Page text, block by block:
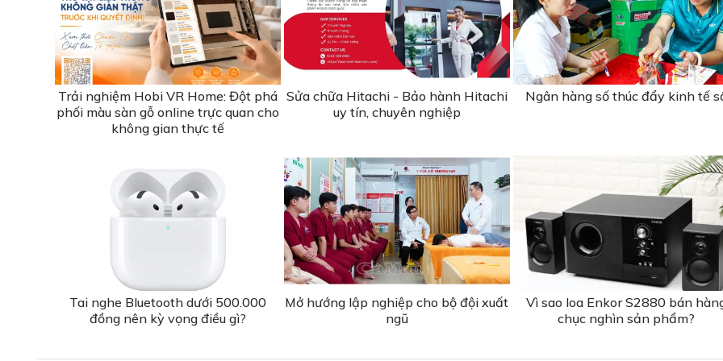
Trải nghiệm Hobi VR Home: Đột phá
phối màu sàn gỗ online trực quan cho
không gian thực tế
Sửa chữa Hitachi - Bảo hành Hitachi
uy tín, chuyên nghiệp
Ngân hàng số thúc đẩy kinh tế
Tai nghe Bluetooth dưới 500.000
đồng nên kỳ vọng điều gì?
Mở hướng lập nghiệp cho bộ đội xuất
ngũ
Vì sao loa Enkor S2880 bán
chục nghìn sản phẩm?